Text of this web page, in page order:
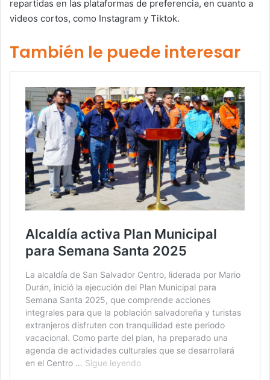
repartidas en las plataformas de preferencia, en cuanto a
videos cortos, como Instagram y Tiktok.
También le puede interesar